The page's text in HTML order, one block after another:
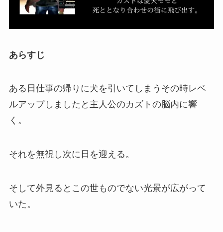
あらすじ
ある日仕事の帰りに犬を引いてしまうその時レベ
ルアップしましたと主人公のカズトの脳内に響
く。
それを無視し次に日を迎える。
そして外見るとこの世ものでない光景が広がって
いた。